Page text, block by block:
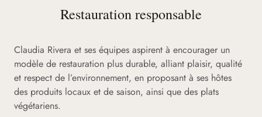
Restauration responsable
Claudia Rivera et ses équipes aspirent à encourager un
modèle de restauration plus durable, alliant plaisir, qualité
et respect de l’environnement, en proposant à ses hôtes
des produits locaux et de saison, ainsi que des plats
végétariens.